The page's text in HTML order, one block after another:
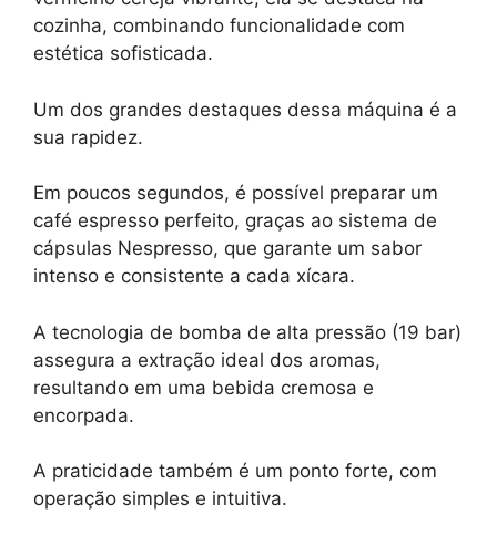
cozinha, combinando funcionalidade com
estética sofisticada.
Um dos grandes destaques dessa máquina é a
sua rapidez.
Em poucos segundos, é possível preparar um
café espresso perfeito, graças ao sistema de
cápsulas Nespresso, que garante um sabor
intenso e consistente a cada xícara.
A tecnologia de bomba de alta pressão (19 bar)
assegura a extração ideal dos aromas,
resultando em uma bebida cremosa e
encorpada.
A praticidade também é um ponto forte, com
operação simples e intuitiva.